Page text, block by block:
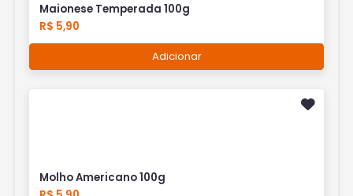
Maionese Temperada 100g
R$ 5,90
Adicionar
Molho Americano 100g